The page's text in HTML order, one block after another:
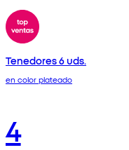
Tenedores 6 uds.
en color plateado
4